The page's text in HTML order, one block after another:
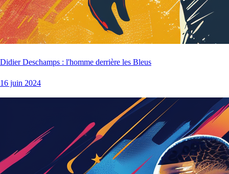
Didier Deschamps : l'homme derrière les Bleus
16 juin 2024